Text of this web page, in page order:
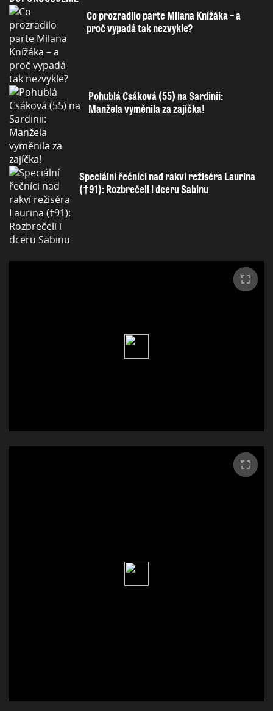
Co prozradilo parte Milana Knížáka – a
proč vypadá tak nezvykle?
Pohublá Csáková (55) na Sardinii:
Manžela vyměnila za zajíčka!
Speciální řečníci nad rakví režiséra Laurina
(†91): Rozbrečeli i dceru Sabinu